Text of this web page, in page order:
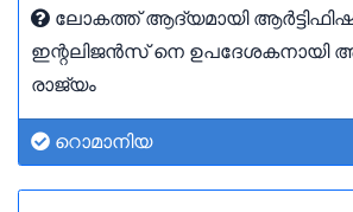
ലോകത്ത് ആദ്യമായി
ഇന്റലിജൻസ് നെ ഉപദേശകനായി
രാജ്യം
റൊമാനിയ